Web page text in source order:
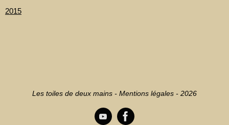
2015
Les toiles de deux mains - Mentions légales - 2026